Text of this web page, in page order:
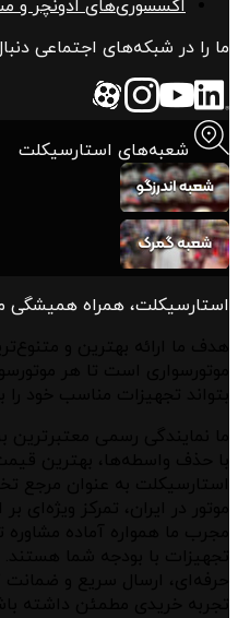
اکسسوری‌های ادونچر و
ما را در شبکه‌های اجتماعی
شعبه‌های استارسیکلت
استارسیکلت، همراه همیشگی